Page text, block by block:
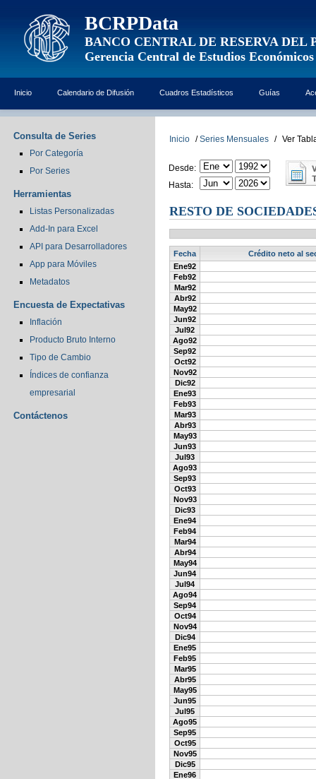
BCRPData
BANCO CENTRAL DE RESERVA DEL
Gerencia Central de Estudios Económicos
Inicio Calendario de Difusión Cuadros Estadísticos Guías
Consulta de Series
Por Categoría
Por Series
Herramientas
Listas Personalizadas
Add-In para Excel
API para Desarrolladores
App para Móviles
Metadatos
Encuesta de Expectativas
Inflación
Producto Bruto Interno
Tipo de Cambio
Índices de confianza
empresarial
Contáctenos
Inicio / Series Mensuales / Ver
Desde:
Hasta:
RESTO DE
Fecha
Crédito neto al
Ene92
Feb92
Mar92
Abr92
May92
Jun92
Jul92
Ago92
Sep92
Oct92
Nov92
Dic92
Ene93
Feb93
Mar93
Abr93
May93
Jun93
Jul93
Ago93
Sep93
Oct93
Nov93
Dic93
Ene94
Feb94
Mar94
Abr94
May94
Jun94
Jul94
Ago94
Sep94
Oct94
Nov94
Dic94
Ene95
Feb95
Mar95
Abr95
May95
Jun95
Jul95
Ago95
Sep95
Oct95
Nov95
Dic95
Ene96